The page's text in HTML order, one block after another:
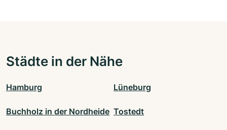
Städte in der Nähe
Hamburg Lüneburg
Buchholz in der Nordheide Tostedt